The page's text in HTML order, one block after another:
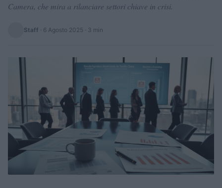
Camera, che mira a rilanciare settori chiave in crisi.
Staff · 6 Agosto 2025 · 3 min